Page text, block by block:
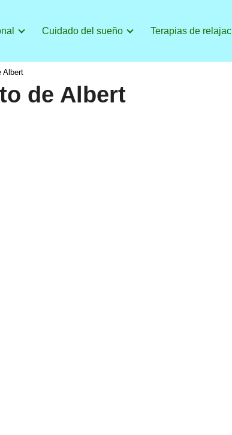
Cuidado del sueño Terapias de
Albert
de Albert